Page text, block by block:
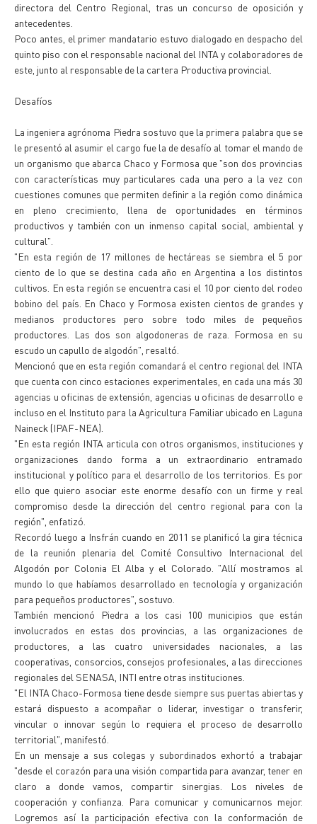
directora del Centro Regional, tras un concurso de oposición y
antecedentes.
Poco antes, el primer mandatario estuvo dialogado en despacho del
quinto piso con el responsable nacional del INTA y colaboradores de
este, junto al responsable de la cartera Productiva provincial.
Desafíos
La ingeniera agrónoma Piedra sostuvo que la primera palabra que se
le presentó al asumir el cargo fue la de desafío al tomar el mando de
un organismo que abarca Chaco y Formosa que "son dos provincias
con características muy particulares cada una pero a la vez con
cuestiones comunes que permiten definir a la región como dinámica
en pleno crecimiento, llena de oportunidades en términos
productivos y también con un inmenso capital social, ambiental y
cultural".
"En esta región de 17 millones de hectáreas se siembra el 5 por
ciento de lo que se destina cada año en Argentina a los distintos
cultivos. En esta región se encuentra casi el 10 por ciento del rodeo
bobino del país. En Chaco y Formosa existen cientos de grandes y
medianos productores pero sobre todo miles de pequeños
productores. Las dos son algodoneras de raza. Formosa en su
escudo un capullo de algodón", resaltó.
Mencionó que en esta región comandará el centro regional del INTA
que cuenta con cinco estaciones experimentales, en cada una más 30
agencias u oficinas de extensión, agencias u oficinas de desarrollo e
incluso en el Instituto para la Agricultura Familiar ubicado en Laguna
Naineck (IPAF-NEA).
"En esta región INTA articula con otros organismos, instituciones y
organizaciones dando forma a un extraordinario entramado
institucional y político para el desarrollo de los territorios. Es por
ello que quiero asociar este enorme desafío con un firme y real
compromiso desde la dirección del centro regional para con la
región", enfatizó.
Recordó luego a Insfrán cuando en 2011 se planificó la gira técnica
de la reunión plenaria del Comité Consultivo Internacional del
Algodón por Colonia El Alba y el Colorado. "Allí mostramos al
mundo lo que habíamos desarrollado en tecnología y organización
para pequeños productores", sostuvo.
También mencionó Piedra a los casi 100 municipios que están
involucrados en estas dos provincias, a las organizaciones de
productores, a las cuatro universidades nacionales, a las
cooperativas, consorcios, consejos profesionales, a las direcciones
regionales del SENASA, INTI entre otras instituciones.
"El INTA Chaco-Formosa tiene desde siempre sus puertas abiertas y
estará dispuesto a acompañar o liderar, investigar o transferir,
vincular o innovar según lo requiera el proceso de desarrollo
territorial", manifestó.
En un mensaje a sus colegas y subordinados exhortó a trabajar
"desde el corazón para una visión compartida para avanzar, tener en
claro a donde vamos, compartir sinergias. Los niveles de
cooperación y confianza. Para comunicar y comunicarnos mejor.
Logremos así la participación efectiva con la conformación de